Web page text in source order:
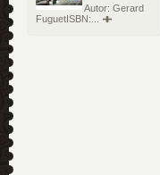
Autor: Gerard
FuguetISBN:...